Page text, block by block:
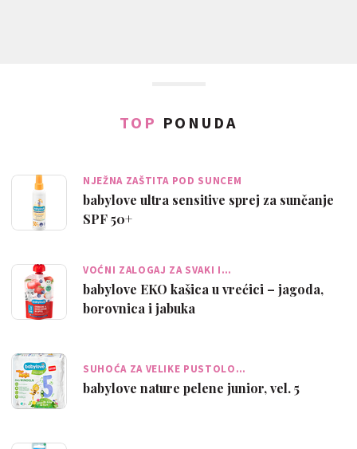
TOP PONUDA
NJEŽNA ZAŠTITA POD SUNCEM
babylove ultra sensitive sprej za sunčanje
SPF 50+
VOĆNI ZALOGAJ ZA SVAKI I…
babylove EKO kašica u vrećici – jagoda,
borovnica i jabuka
SUHOĆA ZA VELIKE PUSTOLO…
babylove nature pelene junior, vel. 5